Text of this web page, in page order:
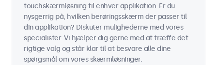
touchskærmløsning til enhver applikation. Er du
nysgerrig på, hvilken berøringsskærm der passer til
din applikation? Diskuter mulighederne med vores
specialister. Vi hjælper dig gerne med at træffe det
rigtige valg og står klar til at besvare alle dine
spørgsmål om vores skærmløsninger.